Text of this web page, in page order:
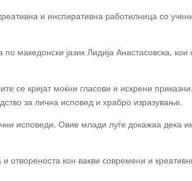
и инспиративна работилница со
јазик Лидија Анастасовска, кои
се кријат моќни гласови и искрени
за лична исповед и храбро изразување.
исповеди. Овие млади луѓе докажаа дека
отвореноста кон вакви современи и